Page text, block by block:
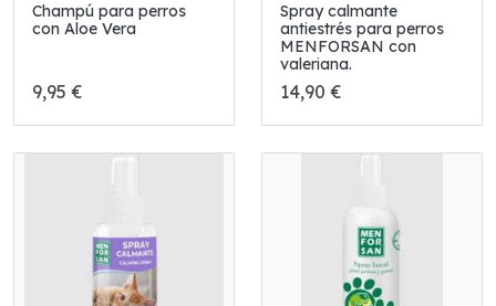
Champú para perros
con Aloe Vera
9,95 €
Spray calmante
antiestrés para perros
MENFORSAN con
valeriana.
14,90 €